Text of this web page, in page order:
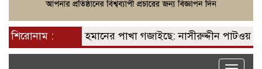
শিরোনাম :
পেয়ে তারেক রহমানের পাখা গজাইছে: নাসীরুদ্দীন পাটওয়ারী